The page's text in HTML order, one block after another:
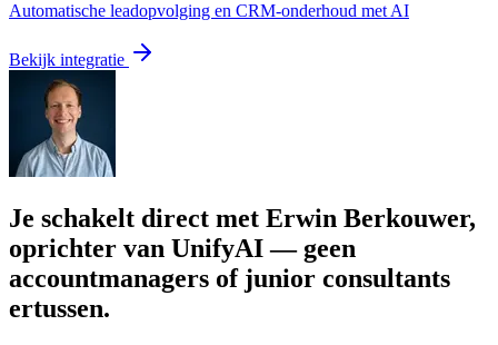
Automatische leadopvolging en CRM-onderhoud met AI
Bekijk integratie
Je schakelt direct met Erwin Berkouwer,
oprichter van UnifyAI — geen
accountmanagers of junior consultants
ertussen.